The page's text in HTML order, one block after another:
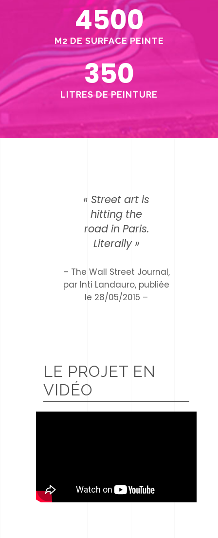
4500
M2 DE SURFACE PEINTE
350
LITRES DE PEINTURE
« Street art is
hitting the
road in Paris.
Literally »
– The Wall Street Journal,
par Inti Landauro, publiée
le 28/05/2015 –
LE PROJET EN
VIDÉO